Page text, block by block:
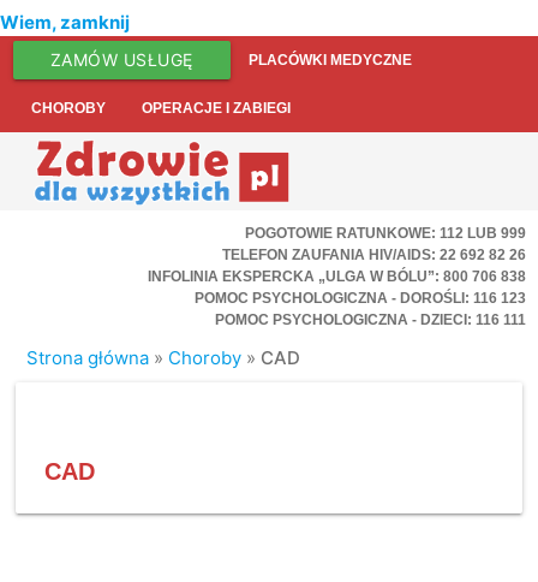
Wiem, zamknij
ZAMÓW USŁUGĘ PLACÓWKI MEDYCZNE
CHOROBY OPERACJE I ZABIEGI
POGOTOWIE RATUNKOWE: 112 LUB 999
TELEFON ZAUFANIA HIV/AIDS: 22 692 82 26
INFOLINIA EKSPERCKA „ULGA W BÓLU”: 800 706 838
POMOC PSYCHOLOGICZNA - DOROŚLI: 116 123
POMOC PSYCHOLOGICZNA - DZIECI: 116 111
Strona główna » Choroby » CAD
CAD